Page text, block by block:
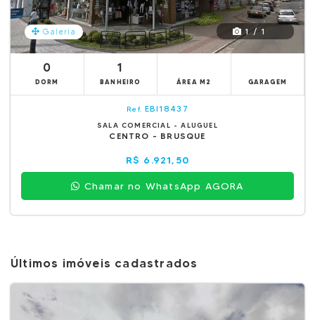
Galeria 1 / 1
0
DORM
1
BANHEIRO ÁREA M2 GARAGEM
Ref. EBI18437
SALA COMERCIAL - ALUGUEL
CENTRO - BRUSQUE
R$ 6.921,50
Chamar no WhatsApp AGORA
Últimos imóveis cadastrados